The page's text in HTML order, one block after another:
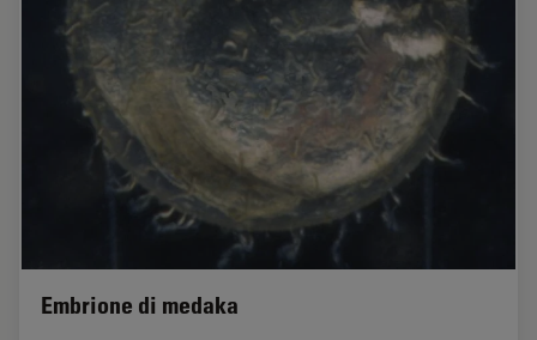
Embrione di medaka